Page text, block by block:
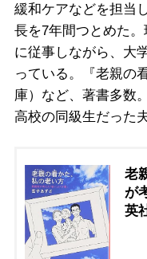
緩和ケアなどを担当
長を7年間つとめた
に従事しながら、大
っている。『老親の
庫）など、著書多数
高校の同級生だった
老
が
英